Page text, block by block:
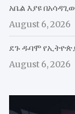
አቤል እያዩ
August 6, 2026
ደጉ ዱባሞ
August 6, 2026